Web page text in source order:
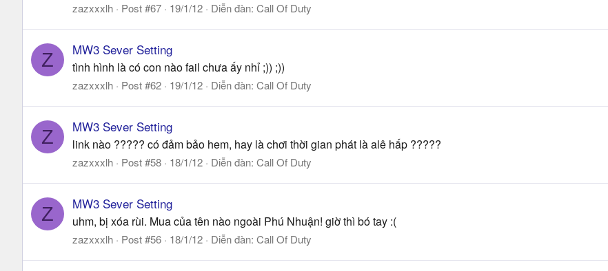
zazxxxlh Post #67 19/1/12 Diễn đàn: Call Of Duty
Z MW3 Sever Setting
tình hình là có con nào fail chưa ấy nhỉ ;)) ;))
zazxxxlh Post #62 19/1/12 Diễn đàn: Call Of Duty
Z MW3 Sever Setting
link nào ????? có đảm bảo hem, hay là chơi thời gian phát là alê hấp ?????
zazxxxlh Post #58 18/1/12 Diễn đàn: Call Of Duty
Z MW3 Sever Setting
uhm, bị xóa rùi. Mua của tên nào ngoài Phú Nhuận! giờ thì bó tay :(
zazxxxlh Post #56 18/1/12 Diễn đàn: Call Of Duty